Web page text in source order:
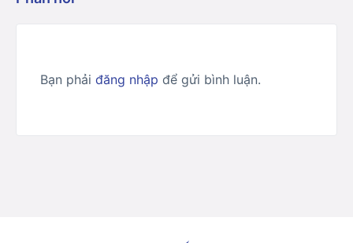
Bạn phải đăng nhập để gửi bình luận.